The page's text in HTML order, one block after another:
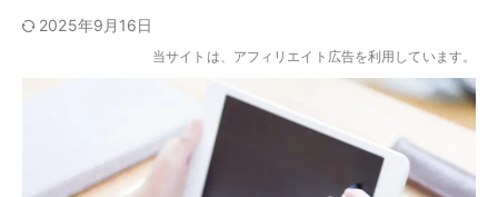
2025年9月16日
当サイトは、アフィリエイト広告を利用しています。